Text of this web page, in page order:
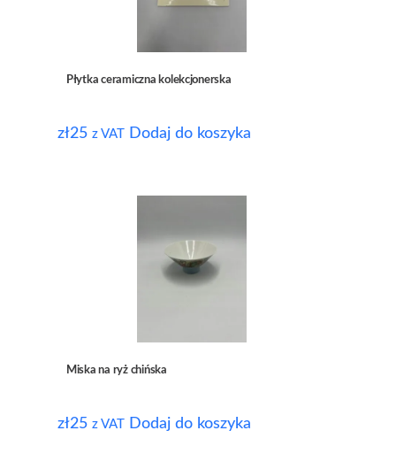
Płytka ceramiczna kolekcjonerska
zł25 z VAT Dodaj do koszyka
Miska na ryż chińska
zł25 z VAT Dodaj do koszyka